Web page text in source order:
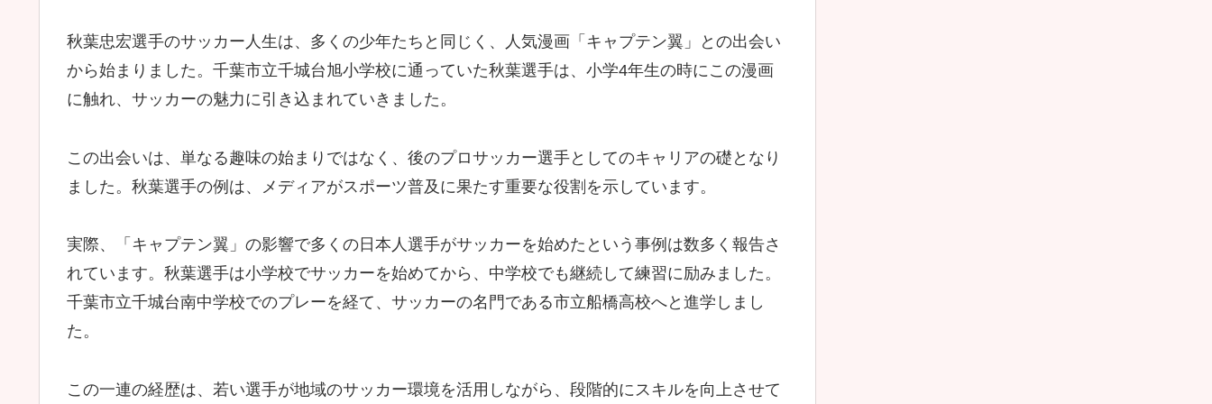
秋葉忠宏選手のサッカー人生は、多くの少年たちと同じく、人気漫画「キャプテン翼」との出会い
から始まりました。千葉市立千城台旭小学校に通っていた秋葉選手は、小学4年生の時にこの漫画
に触れ、サッカーの魅力に引き込まれていきました。
この出会いは、単なる趣味の始まりではなく、後のプロサッカー選手としてのキャリアの礎となり
ました。秋葉選手の例は、メディアがスポーツ普及に果たす重要な役割を示しています。
実際、「キャプテン翼」の影響で多くの日本人選手がサッカーを始めたという事例は数多く報告さ
れています。秋葉選手は小学校でサッカーを始めてから、中学校でも継続して練習に励みました。
千葉市立千城台南中学校でのプレーを経て、サッカーの名門である市立船橋高校へと進学しまし
た。
この一連の経歴は、若い選手が地域のサッカー環境を活用しながら、段階的にスキルを向上させて